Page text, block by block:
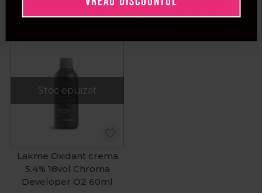
Adauga in cos Adauga in cos
Stoc epuizat
Lakme Oxidant crema
5.4% 18vol Chroma
Developer O2 60ml